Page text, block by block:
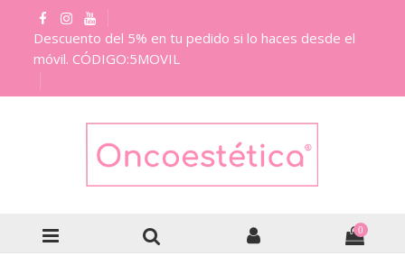
Descuento del 5% en tu pedido si lo haces desde el
móvil. CÓDIGO:5MOVIL
0